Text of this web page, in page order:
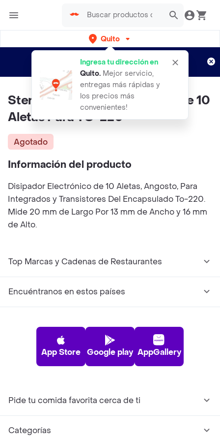
Quito
Ingresa tu dirección en
Quito. Mejor servicio,
entregas más rápidas y
los precios más
convenientes!
envíos gratis por semanas
Aplican TyC
Steren Disipador Electrónico de 10
Aletas Para TO-220
Agotado
Información del producto
Disipador Electrónico de 10 Aletas, Angosto, Para
Integrados y Transistores Del Encapsulado To-220.
Mide 20 mm de Largo Por 13 mm de Ancho y 16 mm
de Alto.
Top Marcas y Cadenas de Restaurantes
Encuéntranos en estos países
App Store Google play AppGallery
Pide tu comida favorita cerca de ti
Categorías